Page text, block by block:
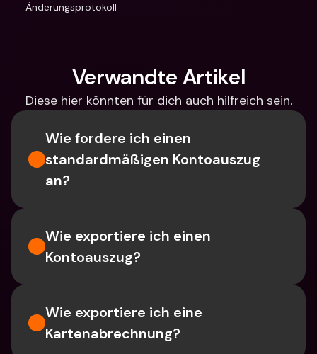
Änderungsprotokoll
Verwandte Artikel
Diese hier könnten für dich auch hilfreich sein.
Wie fordere ich einen
standardmäßigen Kontoauszug
an?
Wie exportiere ich einen
Kontoauszug?
Wie exportiere ich eine
Kartenabrechnung?